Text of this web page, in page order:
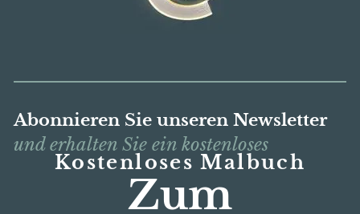
Abonnieren Sie unseren Newsletter
und erhalten Sie ein kostenloses
Kostenloses Malbuch
Zum